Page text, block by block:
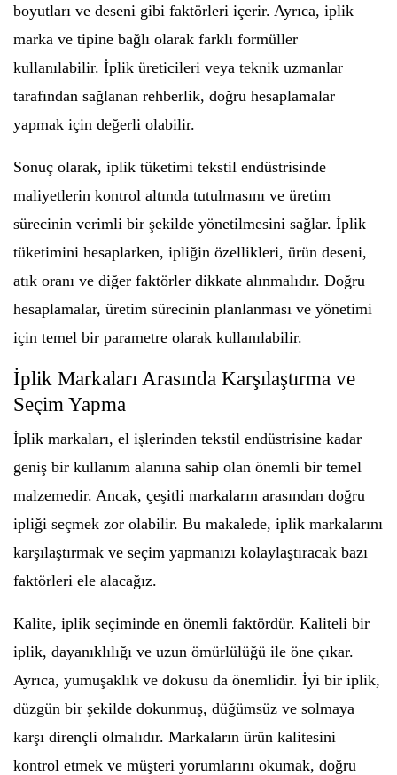
boyutları ve deseni gibi faktörleri içerir. Ayrıca, iplik
marka ve tipine bağlı olarak farklı formüller
kullanılabilir. İplik üreticileri veya teknik uzmanlar
tarafından sağlanan rehberlik, doğru hesaplamalar
yapmak için değerli olabilir.
Sonuç olarak, iplik tüketimi tekstil endüstrisinde
maliyetlerin kontrol altında tutulmasını ve üretim
sürecinin verimli bir şekilde yönetilmesini sağlar. İplik
tüketimini hesaplarken, ipliğin özellikleri, ürün deseni,
atık oranı ve diğer faktörler dikkate alınmalıdır. Doğru
hesaplamalar, üretim sürecinin planlanması ve yönetimi
için temel bir parametre olarak kullanılabilir.
İplik Markaları Arasında Karşılaştırma ve
Seçim Yapma
İplik markaları, el işlerinden tekstil endüstrisine kadar
geniş bir kullanım alanına sahip olan önemli bir temel
malzemedir. Ancak, çeşitli markaların arasından doğru
ipliği seçmek zor olabilir. Bu makalede, iplik markalarını
karşılaştırmak ve seçim yapmanızı kolaylaştıracak bazı
faktörleri ele alacağız.
Kalite, iplik seçiminde en önemli faktördür. Kaliteli bir
iplik, dayanıklılığı ve uzun ömürlülüğü ile öne çıkar.
Ayrıca, yumuşaklık ve dokusu da önemlidir. İyi bir iplik,
düzgün bir şekilde dokunmuş, düğümsüz ve solmaya
karşı dirençli olmalıdır. Markaların ürün kalitesini
kontrol etmek ve müşteri yorumlarını okumak, doğru